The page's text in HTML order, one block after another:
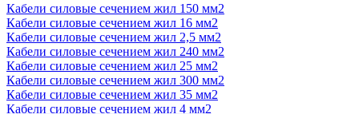
Кабели силовые сечением жил 150 мм2
Кабели силовые сечением жил 16 мм2
Кабели силовые сечением жил 2,5 мм2
Кабели силовые сечением жил 240 мм2
Кабели силовые сечением жил 25 мм2
Кабели силовые сечением жил 300 мм2
Кабели силовые сечением жил 35 мм2
Кабели силовые сечением жил 4 мм2